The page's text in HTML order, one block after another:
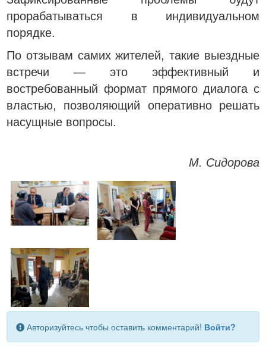
прорабатываться в индивидуальном
порядке.
По отзывам самих жителей, такие выездные
встречи — это эффективный и
востребованный формат прямого диалога с
властью, позволяющий оперативно решать
насущные вопросы.
М. Сидорова
Авторизуйтесь чтобы оставить комментарий! Войти?